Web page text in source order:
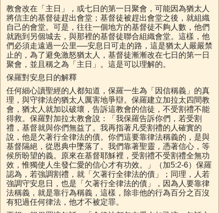
教會改在「主日」，或七日的第一日聚會，可能因為猶太人
將信主的基督徒趕出會堂；基督徒被趕出會堂之後，就組織
自己的會堂。可是，往往一個地方的基督徒不夠人數，他們
就跑到另個城去，與那裡的基督徒聯合組織會堂。這樣，他
們必須走遠過一公里──安息日可走的路，這是猶太人嚴嚴禁
止的，為了避免激怒猶太人，基督徒漸漸改在七日的第一日
聚會，並且稱之為「主日」。這是可以理解的。
保羅對安息日的解釋
任何細心讀聖經的人都知道，保羅一生為「因信稱義」的真
理，與守律法的猶太人厲害地爭辯。保羅建立加拉太四間教
會，猶太人就加以破壞，告訴這教會的信徒，不受割禮不能
得救。保羅對加拉太教會說：「我保羅告訴你們，若受割
禮，基督就與你們無益了。我再指著凡受割禮的人確實的
說，他是欠著行全律法的債。你們這要靠律法稱義的，是與
基督隔絕，從恩典中墜落了。我們靠著聖靈，憑著信心，等
候所盼望的義。原來在基督耶穌裡，受割禮不受割禮全無功
效，惟獨使人生發仁愛的信心才有功效。」（加5:2-6）保羅
認為，若強調割禮，就「欠著行全律法的債」；同理，人若
強調守安息日，也是「欠著行全律法的債」，因為人要靠律
法稱義，就是靠行為稱義，這樣，除非他的行為百分之百沒
有犯過任何律法，他才不被定罪。